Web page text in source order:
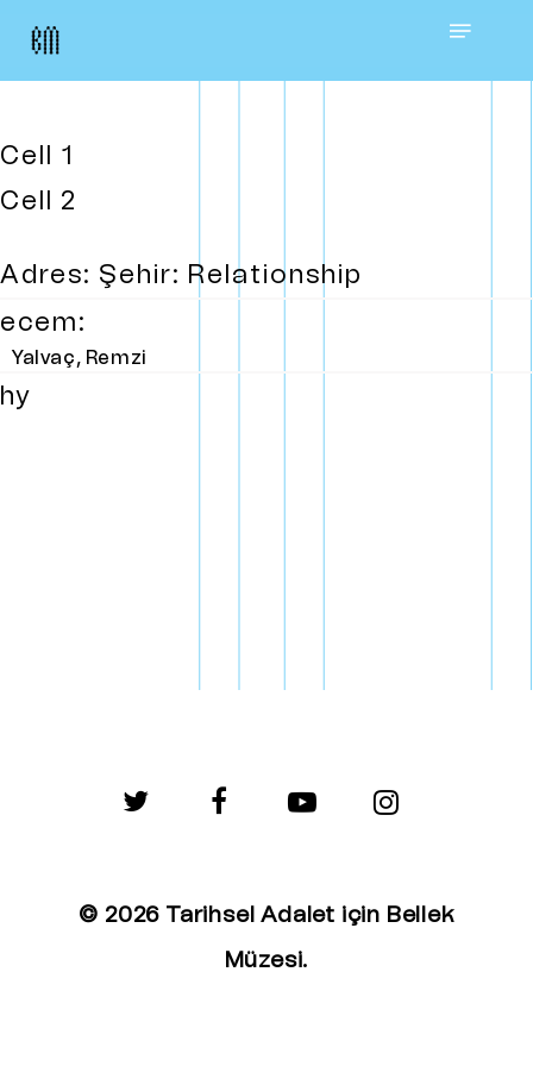
Skip
content
Menu
Cell 1
Cell 2
Adres: Şehir: Relationship
ecem:
Yalvaç, Remzi
hy
facebook
© 2026 Tarihsel Adalet için Bellek
Müzesi.